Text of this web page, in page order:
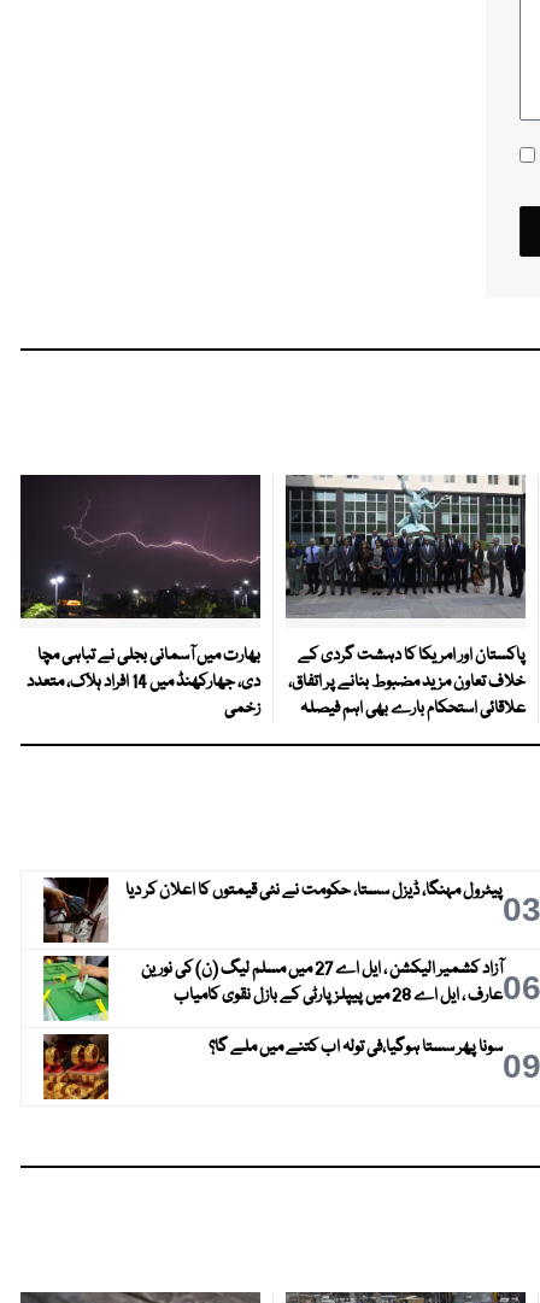
پاکستان اور امریکا کا دہشت گردی کے
خلاف تعاون مزید مضبوط بنانے پر اتفاق،
علاقائی استحکام بارے بھی اہم فیصلہ
بھارت میں آسمانی بجلی نے تباہی مچا
دی، جھارکھنڈ میں 14 افراد ہلاک، متعدد
زخمی
03پیٹرول مہنگا، ڈیزل سستا، حکومت نے نئی قیمتوں کا اعلان کر دیا
06
آزاد کشمیر الیکشن ، ایل اے 27 میں مسلم لیگ (ن) کی نورین
عارف ، ایل اے 28 میں پیپلز پارٹی کے بازل نقوی کامیاب
09سونا پھر سستا ہوگیا،فی تولہ اب کتنے میں ملے گا؟